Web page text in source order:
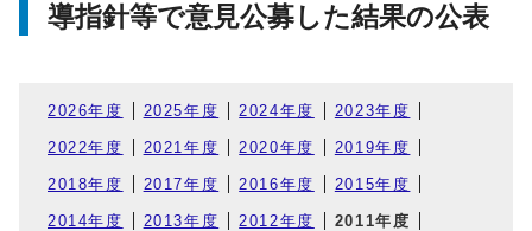
導指針等で意見公募した結果の公表
2026年度 2025年度 2024年度 2023年度
2022年度 2021年度 2020年度 2019年度
2018年度 2017年度 2016年度 2015年度
2014年度 2013年度 2012年度 2011年度